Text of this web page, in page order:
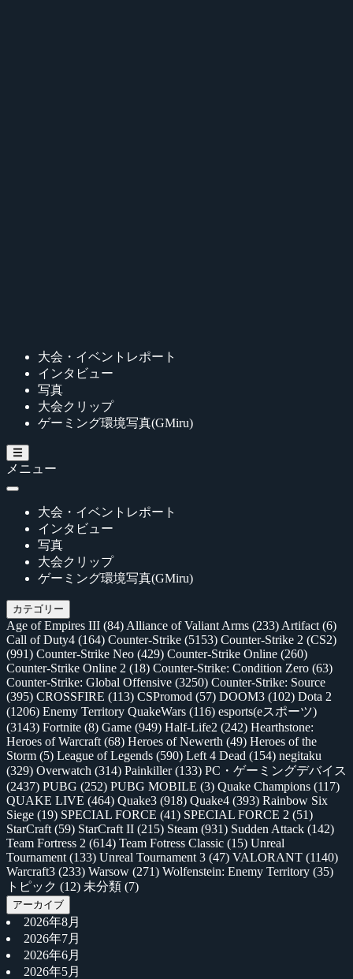
大会・イベントレポート
インタビュー
写真
大会クリップ
ゲーミング環境写真(GMiru)
メニュー
大会・イベントレポート
インタビュー
写真
大会クリップ
ゲーミング環境写真(GMiru)
カテゴリー
Age of Empires III (84) Alliance of Valiant Arms (233) Artifact (6)
Call of Duty4 (164) Counter-Strike (5153) Counter-Strike 2 (CS2)
(991) Counter-Strike Neo (429) Counter-Strike Online (260)
Counter-Strike Online 2 (18) Counter-Strike: Condition Zero (63)
Counter-Strike: Global Offensive (3250) Counter-Strike: Source
(395) CROSSFIRE (113) CSPromod (57) DOOM3 (102) Dota 2
(1206) Enemy Territory QuakeWars (116) esports(eスポーツ)
(3143) Fortnite (8) Game (949) Half-Life2 (242) Hearthstone:
Heroes of Warcraft (68) Heroes of Newerth (49) Heroes of the
Storm (5) League of Legends (590) Left 4 Dead (154) negitaku
(329) Overwatch (314) Painkiller(133) PC・ゲーミングデバイス
(2437) PUBG (252) PUBG MOBILE (3) Quake Champions (117)
QUAKE LIVE (464) Quake3 (918) Quake4 (393) Rainbow Six
Siege (19) SPECIAL FORCE (41) SPECIAL FORCE 2 (51)
StarCraft (59) StarCraft II (215) Steam (931) Sudden Attack (142)
Team Fortress 2 (614) Team Fotress Classic (15) Unreal
Tournament (133) Unreal Tournament 3 (47) VALORANT (1140)
Warcraft3 (233) Warsow (271) Wolfenstein: Enemy Territory (35)
トピック (12) 未分類 (7)
アーカイブ
2026年8月
2026年7月
2026年6月
2026年5月